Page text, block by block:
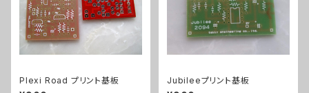
Plexi Road プリント基板 Jubileeプリント基板